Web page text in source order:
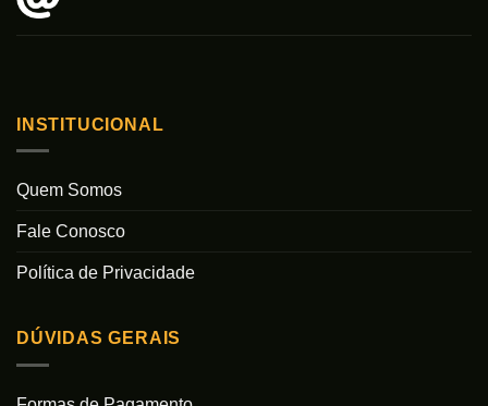
INSTITUCIONAL
Quem Somos
Fale Conosco
Política de Privacidade
DÚVIDAS GERAIS